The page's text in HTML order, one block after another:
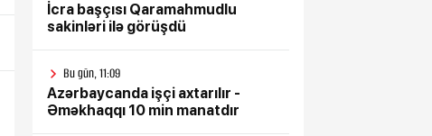
İcra başçısı Qaramahmudlu
sakinləri ilə görüşdü
Bu gün, 11:09
Azərbaycanda işçi axtarılır -
Əməkhaqqı 10 min manatdır